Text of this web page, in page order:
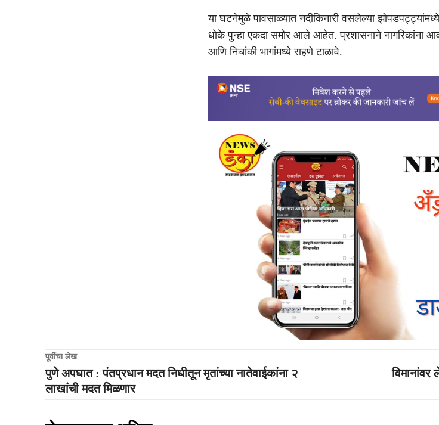
या घटनेमुळे पावसाळ्यात नदीकिनारी वसलेल्या झोपडपट्ट्यांमध्ये
धोके पुन्हा एकदा समोर आले आहेत. प्रशासनाने नागरिकांना
आणि निचांकी भागांमध्ये राहणे टाळावे.
पूर्वीचा लेख
पुणे अपघात : पंतप्रधान मदत निधीतून मृतांच्या नातेवाईकांना २
लाखांची मदत मिळणार